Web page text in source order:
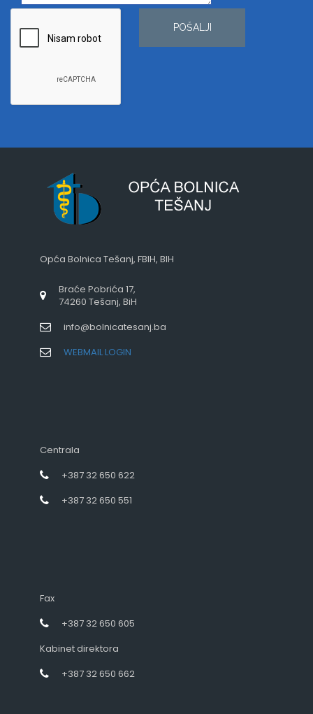
POŠALJI
Opća Bolnica Tešanj, FBIH, BIH
Braće Pobrića 17,
74260 Tešanj, BiH
info@bolnicatesanj.ba
WEBMAIL LOGIN
Centrala
+387 32 650 622
+387 32 650 551
Fax
+387 32 650 605
Kabinet direktora
+387 32 650 662